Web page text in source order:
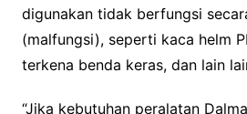
digunakan tidak berfungsi
(malfungsi), seperti kaca helm
terkena benda keras, dan lain
“Jika kebutuhan peralatan